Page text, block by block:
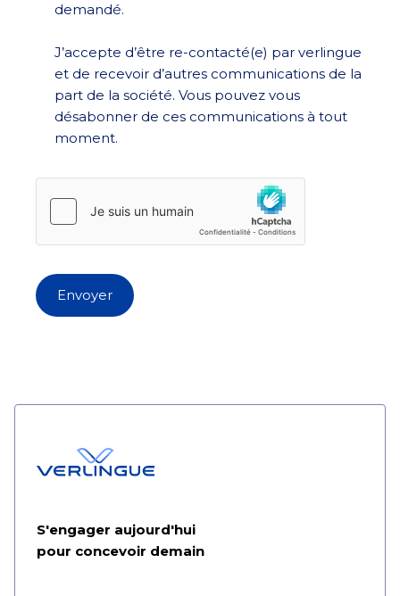
demandé.
J’accepte d’être re-contacté(e) par verlingue
et de recevoir d’autres communications de la
part de la société. Vous pouvez vous
désabonner de ces communications à tout
moment.
Envoyer
S'engager aujourd'hui
pour concevoir demain